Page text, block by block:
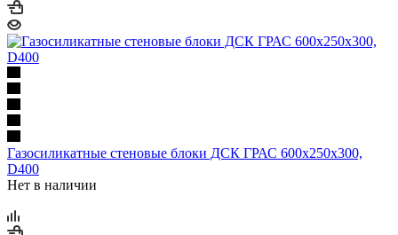
Газосиликатные стеновые блоки ДСК ГРАС 600х250х300,
D400
Нет в наличии